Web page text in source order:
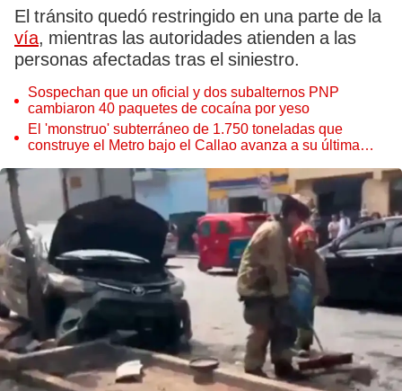
El tránsito quedó restringido en una parte de la
vía, mientras las autoridades atienden a las
personas afectadas tras el siniestro.
Sospechan que un oficial y dos subalternos PNP
cambiaron 40 paquetes de cocaína por yeso
El 'monstruo' subterráneo de 1.750 toneladas que
construye el Metro bajo el Callao avanza a su última